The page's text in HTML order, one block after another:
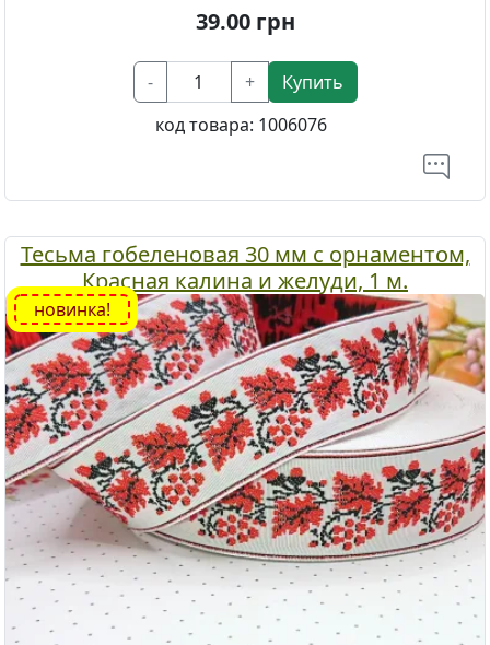
39.00грн
- +
Купить
код товара: 1006076
Тесьма гобеленовая 30 мм с орнаментом,
Красная калина и желуди, 1 м.
новинка!